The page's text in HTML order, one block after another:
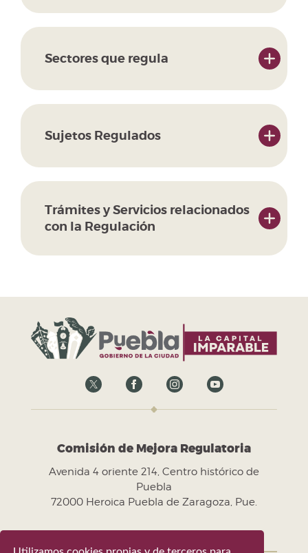
Sectores que regula
Sujetos Regulados
Trámites y Servicios relacionados
con la Regulación
Comisión de Mejora Regulatoria
Avenida 4 oriente 214, Centro histórico de
Puebla
72000 Heroica Puebla de Zaragoza, Pue.